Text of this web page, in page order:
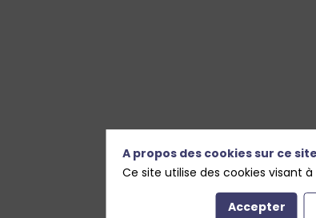
Il manque du contenu :
A propos des cookies sur ce site
Ce site utilise des cookies visant
Accepter